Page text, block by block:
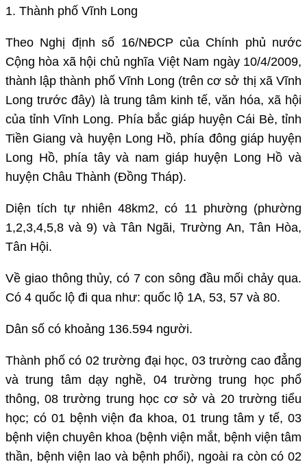
1. Thành phố Vĩnh Long
Theo Nghị định số 16/NĐCP của Chính phủ nước
Cộng hòa xã hội chủ nghĩa Việt Nam ngày 10/4/2009,
thành lập thành phố Vĩnh Long (trên cơ sở thị xã Vĩnh
Long trước đây) là trung tâm kinh tế, văn hóa, xã hội
của tỉnh Vĩnh Long. Phía bắc giáp huyện Cái Bè, tỉnh
Tiền Giang và huyện Long Hồ, phía đông giáp huyện
Long Hồ, phía tây và nam giáp huyện Long Hồ và
huyện Châu Thành (Đồng Tháp).
Diện tích tự nhiên 48km2, có 11 phường (phường
1,2,3,4,5,8 và 9) và Tân Ngãi, Trường An, Tân Hòa,
Tân Hội.
Về giao thông thủy, có 7 con sông đầu mối chảy qua.
Có 4 quốc lộ đi qua như: quốc lộ 1A, 53, 57 và 80.
Dân số có khoảng 136.594 người.
Thành phố có 02 trường đại học, 03 trường cao đẳng
và trung tâm dạy nghề, 04 trường trung học phổ
thông, 08 trường trung học cơ sở và 20 trường tiểu
học; có 01 bệnh viện đa khoa, 01 trung tâm y tế, 03
bệnh viện chuyên khoa (bệnh viện mắt, bệnh viện tâm
thần, bệnh viện lao và bệnh phổi), ngoài ra còn có 02